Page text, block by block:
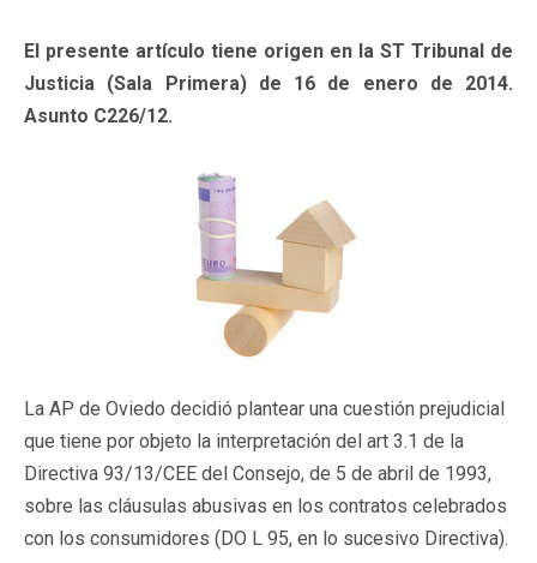
El presente artículo tiene origen en la ST Tribunal de
Justicia (Sala Primera) de 16 de enero de 2014.
Asunto C226/12.
La AP de Oviedo decidió plantear una cuestión prejudicial
que tiene por objeto la interpretación del art 3.1 de la
Directiva 93/13/CEE del Consejo, de 5 de abril de 1993,
sobre las cláusulas abusivas en los contratos celebrados
con los consumidores (DO L 95, en lo sucesivo Directiva).